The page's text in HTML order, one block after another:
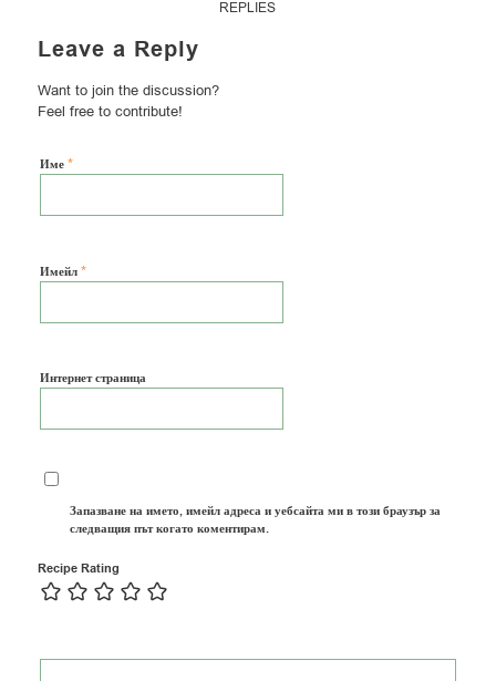
REPLIES
Leave a Reply
Want to join the discussion?
Feel free to contribute!
Име *
Имейл *
Интернет страница
Запазване на името, имейл адреса и уебсайта ми в този браузър за
следващия път когато коментирам.
Recipe Rating